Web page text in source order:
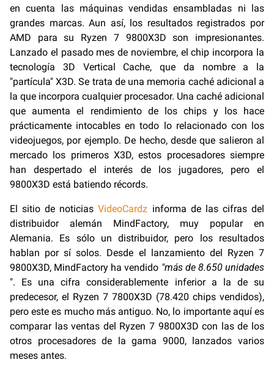
en cuenta las máquinas vendidas ensambladas ni las
grandes marcas. Aun así, los resultados registrados por
AMD para su Ryzen 7 9800X3D son impresionantes.
Lanzado el pasado mes de noviembre, el chip incorpora la
tecnología 3D Vertical Cache, que da nombre a la
"partícula" X3D. Se trata de una memoria caché adicional a
la que incorpora cualquier procesador. Una caché adicional
que aumenta el rendimiento de los chips y los hace
prácticamente intocables en todo lo relacionado con los
videojuegos, por ejemplo. De hecho, desde que salieron al
mercado los primeros X3D, estos procesadores siempre
han despertado el interés de los jugadores, pero el
9800X3D está batiendo récords.
El sitio de noticiasVideoCardz informa de las cifras del
distribuidor alemán MindFactory, muy popular en
Alemania. Es sólo un distribuidor, pero los resultados
hablan por sí solos. Desde el lanzamiento del Ryzen 7
9800X3D, MindFactory ha vendido "más de 8.650 unidades
". Es una cifra considerablemente inferior a la de su
predecesor, el Ryzen 7 7800X3D (78.420 chips vendidos),
pero este es mucho más antiguo. No, lo importante aquí es
comparar las ventas del Ryzen 7 9800X3D con las de los
otros procesadores de la gama 9000, lanzados varios
meses antes.